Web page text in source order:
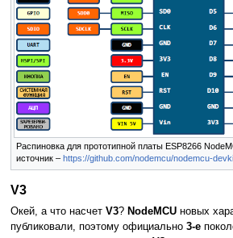
Распиновка для прототипной платы ESP8266
источник – https://github.com/nodemcu/nodemcu-
V3
Окей, а что насчет V3? NodeMCUновых
публиковали, поэтому официально 3-е